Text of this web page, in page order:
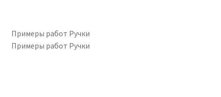
Примеры работ Ручки
Примеры работ Ручки